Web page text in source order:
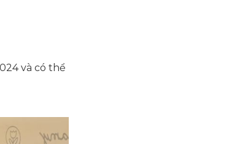
và có thể